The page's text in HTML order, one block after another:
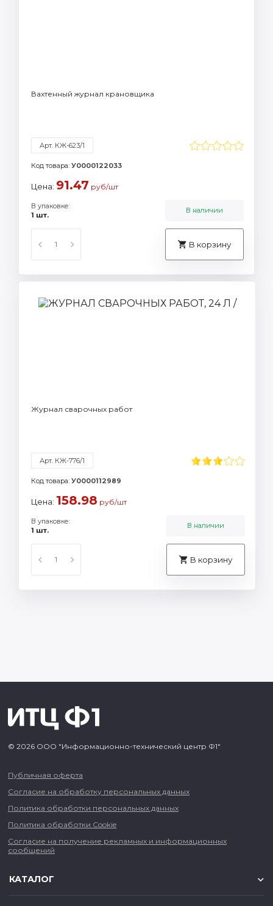
Вахтенный журнал крановщика
Арт. КЖ-623/1
Код товара: У0000122033
Цена: 91.47 руб/шт
В упаковке:
1 шт.
В наличии
В корзину
Журнал сварочных работ
Арт. КЖ-776/1
Код товара: У0000112989
Цена: 158.98 руб/шт
В упаковке:
1 шт.
В наличии
В корзину
© 2026 ООО "Информационно-технический центр Ф1"
Публичная оферта
Согласие на обработку персональных данных
Политика обработки персональных данных
Политика обработки Cookie
Согласие на получение рекламных и информационных
сообщений
КАТАЛОГ